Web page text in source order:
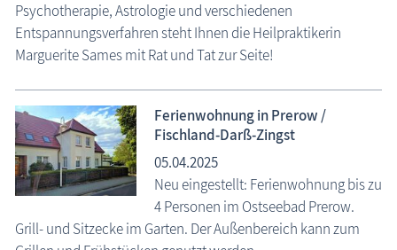
Psychotherapie, Astrologie und verschiedenen
Entspannungsverfahren steht Ihnen die Heilpraktikerin
Marguerite Sames mit Rat und Tat zur Seite!
Ferienwohnung in Prerow /
Fischland-Darß-Zingst
05.04.2025
Neu eingestellt: Ferienwohnung bis zu
4 Personen im Ostseebad Prerow.
Grill- und Sitzecke im Garten. Der Außenbereich kann zum